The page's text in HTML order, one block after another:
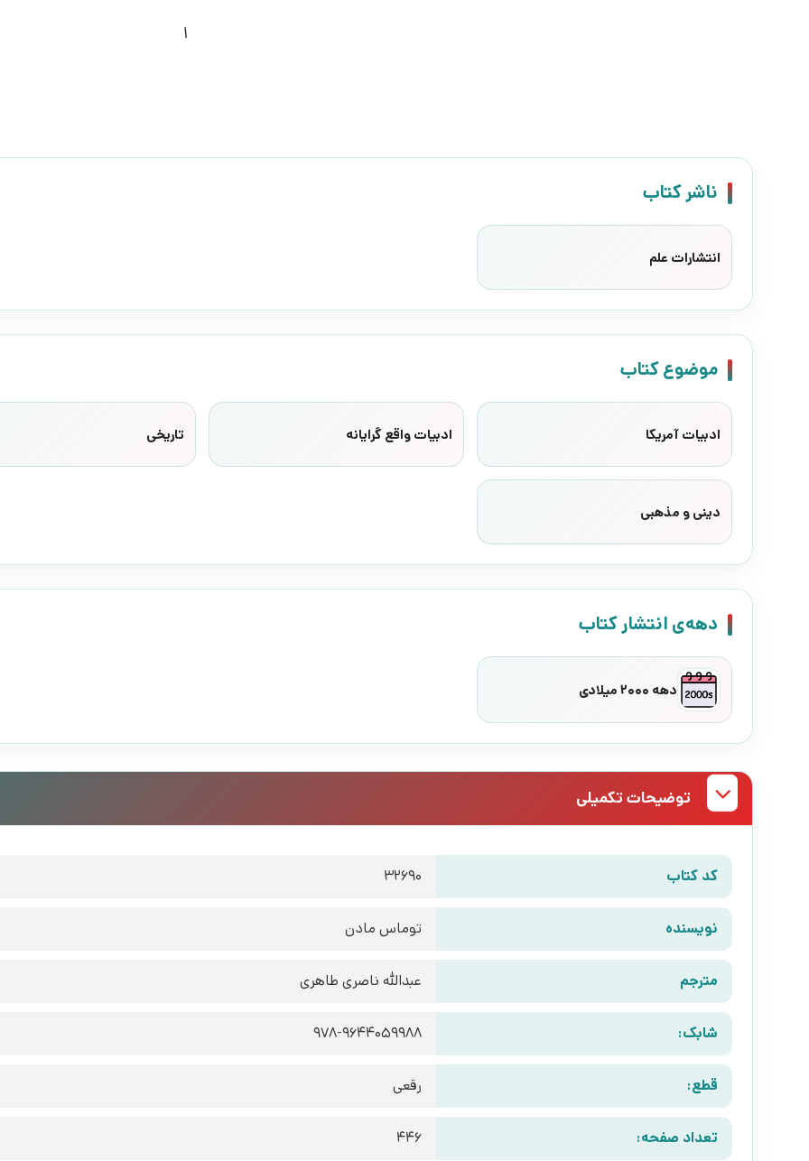
1
ناشر کتاب
انتشارات علم
موضوع کتاب
ادبیات آمریکا ادبیات واقع گرایانه تاریخی
دینی و مذهبی
دهه‌ی انتشار کتاب
دهه 2000 میلادی
توضیحات تکمیلی
کد کتاب 32690
نویسنده توماس مادن
مترجم عبدالله ناصری طاهری
شابک: 978-9644059988
قطع: رقعی
تعداد صفحه: 446